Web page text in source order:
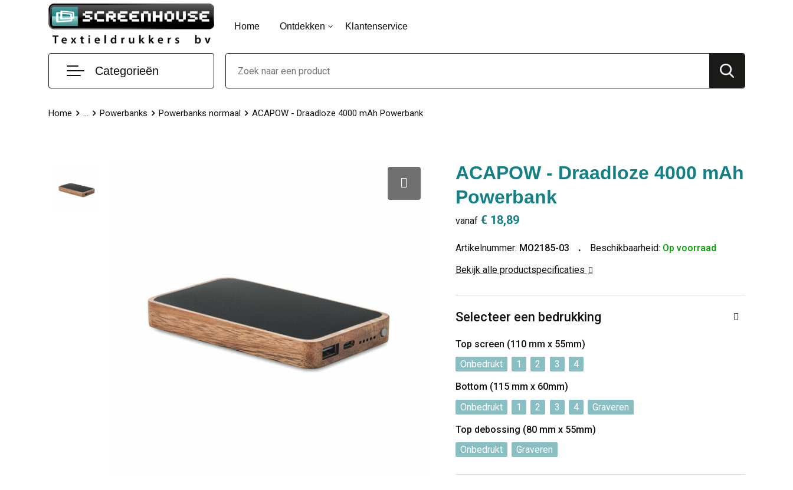
Home Ontdekken Klantenservice
Categorieën
Home ... Powerbanks Powerbanks normaal ACAPOW - Draadloze 4000 mAh Powerbank
ACAPOW - Draadloze 4000 mAh
Powerbank
vanaf € 18,89
Artikelnummer: MO2185-03 Beschikbaarheid: Op voorraad
Bekijk alle productspecificaties
Selecteer een bedrukking
Top screen (110 mm x 55mm)
Onbedrukt
1 2 3
4
Bottom (115 mm x 60mm)
Onbedrukt
1 2 3 4
Graveren
Top debossing (80 mm x 55mm)
Onbedrukt
Graveren